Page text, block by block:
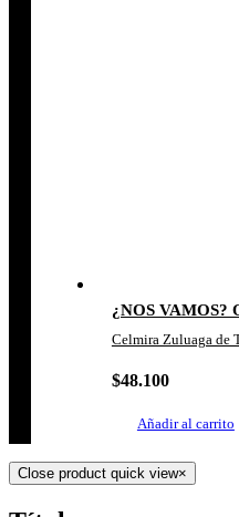
¿NOS VAMOS?
Celmira Zuluaga de
$48.100
Añadir al carrito
Close product quick view×